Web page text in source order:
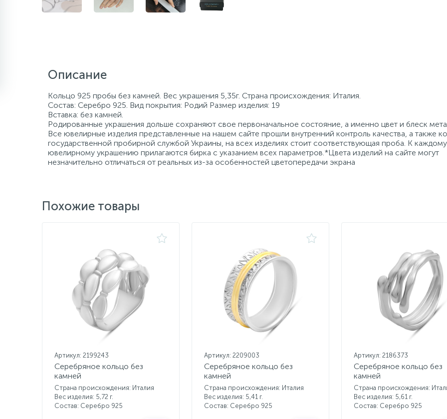
Описание
Кольцо 925 пробы без камней. Вес украшения 5,35г. Страна происхождения: Италия.
Состав: Серебро 925. Вид покрытия: Родий Размер изделия: 19
Вставка: без камней.
Родированные украшения дольше сохраняют свое первоначальное состояние, а именно цвет и блеск
Все ювелирные изделия представленные на нашем сайте прошли внутренний контроль качества, а также
государственной пробирной службой Украины, на всех изделиях стоит соответствующая проба. К каждому
ювелирному украшению прилагаются бирка с указанием всех параметров.*Цвета изделий на сайте могут
незначительно отличаться от реальных из-за особенностей цветопередачи экрана
Похожие товары
Артикул: 2199243
Серебряное кольцо без
камней
Страна происхождения: Италия
Вес изделия: 5,72 г.
Состав: Серебро 925
Артикул: 2209003
Серебряное кольцо без
камней
Страна происхождения: Италия
Вес изделия: 5,41 г.
Состав: Серебро 925
Артикул: 2186373
Серебряное кольцо без
камней
Страна происхождения:
Вес изделия: 5,61 г.
Состав: Серебро 925